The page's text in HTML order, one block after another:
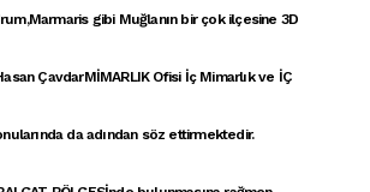
gibi Muğlanın bir çok ilçesine 3D
ÇavdarMİMARLIKOfisi İç Mimarlık ve İÇ
da adından söz ettirmektedir.